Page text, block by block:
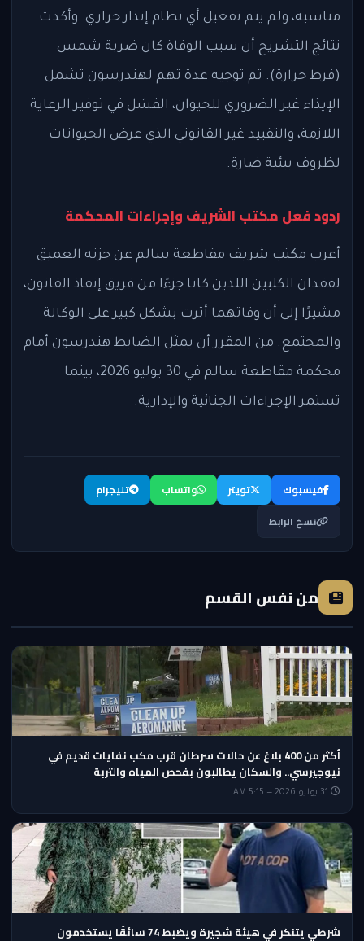
مناسبة، ولم يتم تفعيل أي نظام إنذار حراري. وأكدت
نتائج التشريح أن سبب الوفاة كان ضربة شمس
(فرط حرارة). تم توجيه عدة تهم لهندرسون تشمل
الإيذاء غير الضروري للحيوان، الفشل في توفير الرعاية
اللازمة، والتقييد غير القانوني الذي عرض الحيوانات
لظروف بيئية ضارة.
ردود فعل مكتب الشريف وإجراءات المحكمة
أعرب مكتب شريف مقاطعة سالم عن حزنه العميق
لفقدان الكلبين اللذين كانا جزءًا من فريق إنفاذ القانون،
مشيرًا إلى أن وفاتهما أثرت بشكل كبير على الوكالة
والمجتمع. من المقرر أن يمثل الضابط هندرسون أمام
محكمة مقاطعة سالم في 30 يوليو 2026، بينما
تستمر الإجراءات الجنائية والإدارية.
فيسبوك تويتر واتساب
تليجرام
نسخ الرابط
من نفس القسم
أكثر من 400 بلاغ عن حالات سرطان قرب مكب نفايات قديم في
نيوجيرسي.. والسكان يطالبون بفحص المياه والتربة
شرطي يتنكر في هيئة شجيرة ويضبط 74 سائقًا يستخدمون